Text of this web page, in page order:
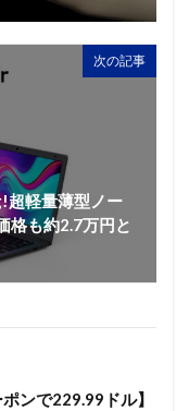
次の記事
超軽量薄型ノー
格も約2.7万円と
ポンで229.99ドル】